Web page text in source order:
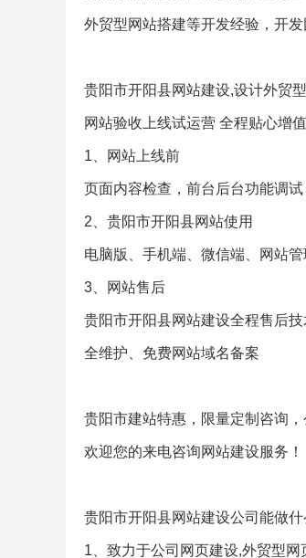
外贸型网站搭建等开发经验，开
贵阳市开阳县网站建设,设计外贸
网站验收上线试运营 全程贴心增
1、网站上线前
页面内容检查，前台后台功能调
2、贵阳市开阳县网站使用
电脑版、手机端、微信端、网站
3、网站售后
贵阳市开阳县网站建设全程售后
全维护、免费网站域名备案
贵阳市建站特惠，限量定制咨询
欢迎您的来电咨询网站建设服务！
贵阳市开阳县网站建设公司能做什
1、致力于公司网页建设,外贸型